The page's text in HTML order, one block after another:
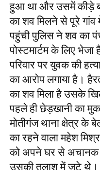
हुआ था और उसमें कीड़े
का शव मिलने से पूरे
पहुंची पुलिस ने शव का
पोस्टमार्टम के लिए
परिवार पर युवक की
का आरोप लगाया है।
का शव मिला है उसके
पहले ही छेड़खानी का
मोतीगंज थाना क्षेत्र के
का रहने वाला महेश
को अपने घर से अचानक
उसकी तलाश में जुटे थे।